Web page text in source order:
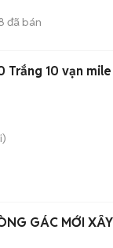
đã bán
Trắng 10 vạn mile
GÁC MỚI